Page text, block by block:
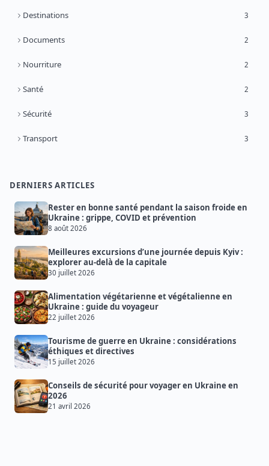
Destinations 3
Documents 2
Nourriture 2
Santé 2
Sécurité 3
Transport 3
DERNIERS ARTICLES
Rester en bonne santé pendant la saison froide en
Ukraine : grippe, COVID et prévention
8 août 2026
Meilleures excursions d’une journée depuis Kyiv :
explorer au-delà de la capitale
30 juillet 2026
Alimentation végétarienne et végétalienne en
Ukraine : guide du voyageur
22 juillet 2026
Tourisme de guerre en Ukraine : considérations
éthiques et directives
15 juillet 2026
Conseils de sécurité pour voyager en Ukraine en
2026
21 avril 2026